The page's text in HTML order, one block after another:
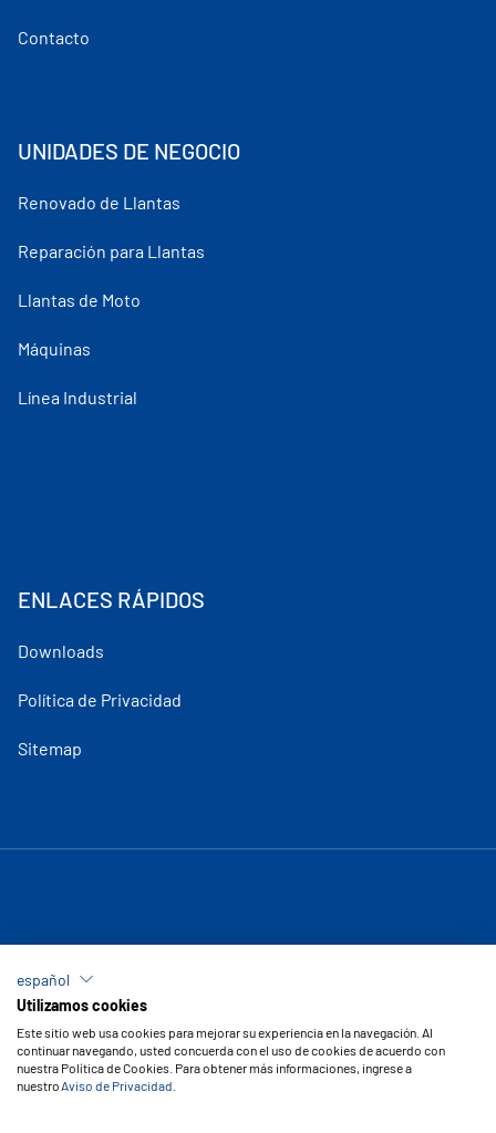
Contacto
UNIDADES DE NEGOCIO
Renovado de Llantas
Reparación para Llantas
Llantas de Moto
Máquinas
Línea Industrial
ENLACES RÁPIDOS
Downloads
Política de Privacidad
Sitemap
Copyright © 2026 Vipal Cauchos
español
Utilizamos cookies
Este sitio web usa cookies para mejorar su experiencia en la navegación. Al
continuar navegando, usted concuerda con el uso de cookies de acuerdo con
nuestra Política de Cookies. Para obtener más informaciones, ingrese a
nuestroAviso de Privacidad